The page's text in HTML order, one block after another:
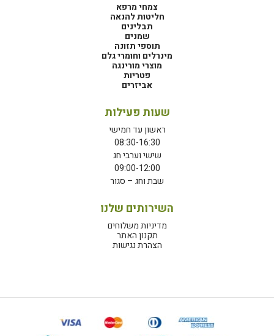
צמחי מרפא
חליטות להנאה
תבלינים
שמנים
תוספי תזונה
מינרלים וחומרי גלם
מוצרי מורינגה
פטריות
אביזרים
שעות פעילות
ראשון עד חמישי
08:30-16:30
שישי וערבי חג
09:00-12:00
שבת וחג – סגור
השירותים שלנו
מדיניות משלוחים
תקנון האתר
הצהרת נגישות